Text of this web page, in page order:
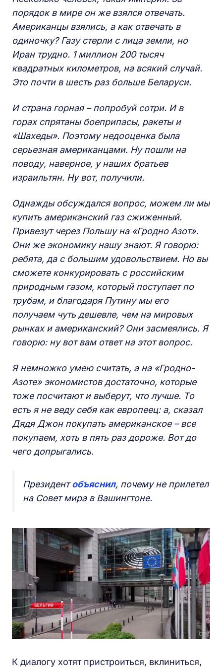
порядок в мире он же взялся отвечать.
Американцы взялись, а как отвечать в
одиночку? Газу стерли с лица земли, но
Иран трудно. 1 миллион 200 тысяч
квадратных километров, на всякий случай.
Это почти в шесть раз больше Беларуси.
И страна горная – попробуй сотри. И в
горах спрятаны боеприпасы, ракеты и
«Шахеды». Поэтому недооценка была
серьезная американцами. Ну пошли на
поводу, наверное, у наших братьев
израильтян. Ну вот, получили.
Однажды обсуждался вопрос, можем ли мы
купить американский газ сжиженный.
Привезут через Польшу на «Гродно Азот».
Они же экономику нашу знают. Я говорю:
ребята, да с большим удовольствием. Но вы
сможете конкурировать с российским
природным газом, который поступает по
трубам, и благодаря Путину мы его
получаем чуть дешевле, чем на мировых
рынках и американский? Они засмеялись. Я
говорю: ну вот вам ответ на этот вопрос.
Я немножко умею считать, а на «Гродно-
Азоте» экономистов достаточно, которые
тоже посчитают и выберут, что лучше. То
есть я не веду себя как европеец: а, сказал
Дядя Джон покупать американское – все
покупаем, хоть в пять раз дороже. Вот до
чего допрыгались.
Президентобъяснил, почему не прилетел
на Совет мира в Вашингтоне.
К диалогу хотят пристроиться, вклиниться,